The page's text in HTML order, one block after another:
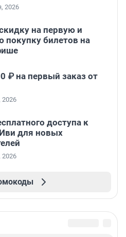
2026
на первую и
покупку билетов на
₽ на первый заказ от
2026
доступа к
для новых
2026